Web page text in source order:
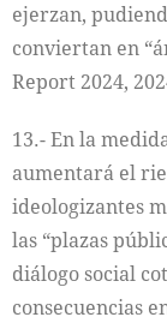
ejerzan,
conviertan en
Report 2024,
13.- En la
aumentará el
ideologizantes
las “plazas
diálogo social
consecuencias